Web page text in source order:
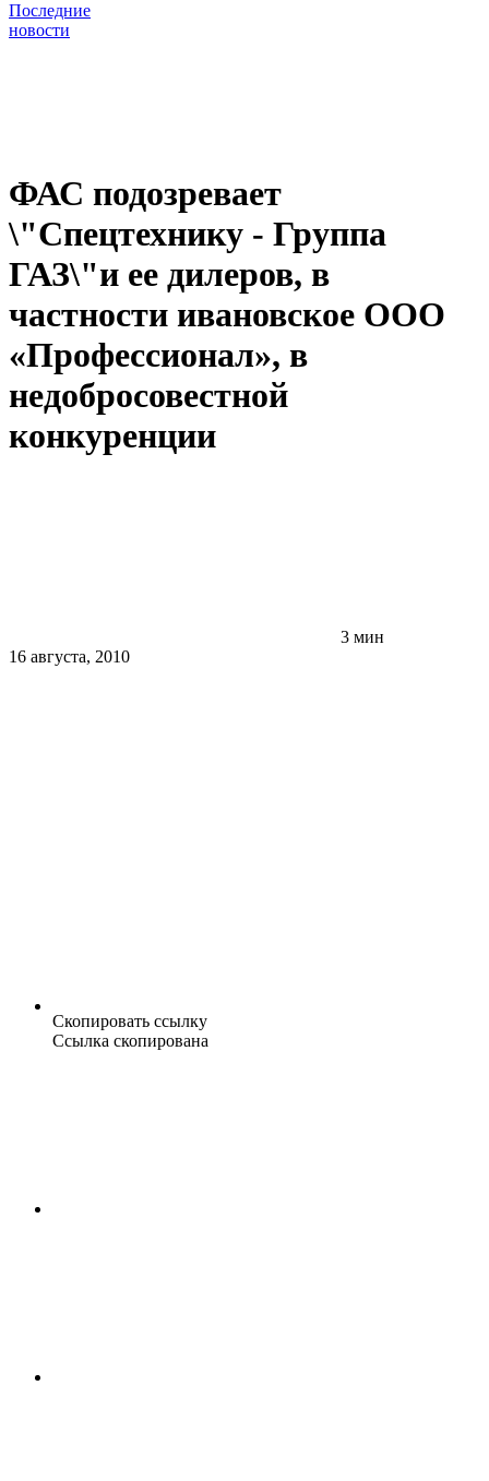
Последние
новости
ФАС подозревает
\"Спецтехнику - Группа
ГАЗ\"и ее дилеров, в
частности ивановское ООО
«Профессионал», в
недобросовестной
конкуренции
3 мин
16 августа, 2010
Скопировать ссылку
Ссылка скопирована